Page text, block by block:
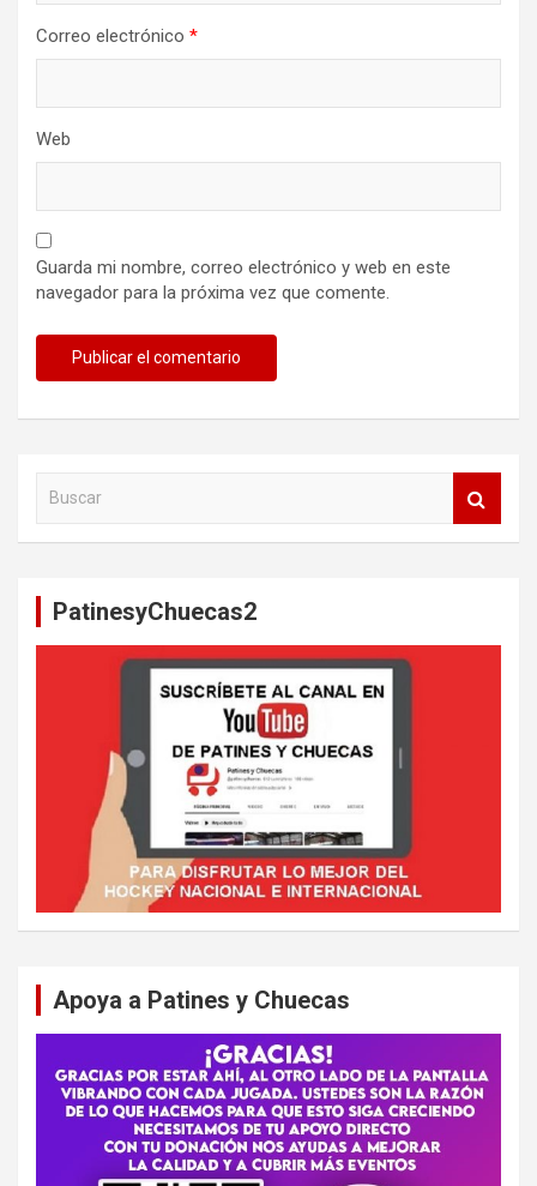
Correo electrónico *
Web
Guarda mi nombre, correo electrónico y web en este
navegador para la próxima vez que comente.
PatinesyChuecas2
Apoya a Patines y Chuecas